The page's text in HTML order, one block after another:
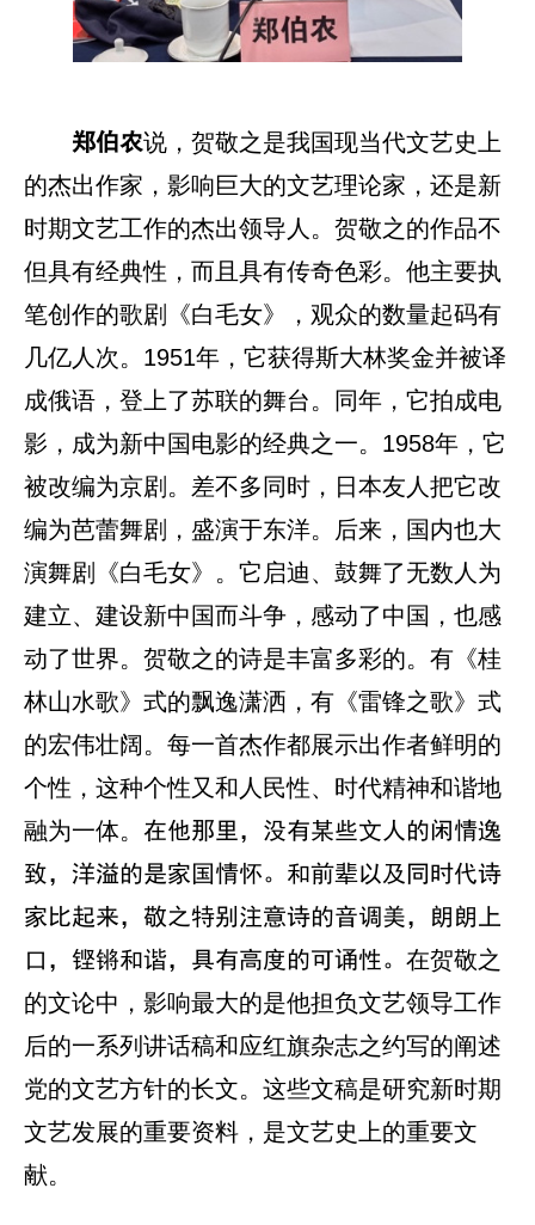
郑伯农说，贺敬之是我国现当代文艺史上
的杰出作家，影响巨大的文艺理论家，还是新
时期文艺工作的杰出领导人。贺敬之的作品不
但具有经典性，而且具有传奇色彩。他主要执
笔创作的歌剧《白毛女》，观众的数量起码有
几亿人次。1951年，它获得斯大林奖金并被译
成俄语，登上了苏联的舞台。同年，它拍成电
影，成为新中国电影的经典之一。1958年，它
被改编为京剧。差不多同时，日本友人把它改
编为芭蕾舞剧，盛演于东洋。后来，国内也大
演舞剧《白毛女》。它启迪、鼓舞了无数人为
建立、建设新中国而斗争，感动了中国，也感
动了世界。贺敬之的诗是丰富多彩的。有《桂
林山水歌》式的飘逸潇洒，有《雷锋之歌》式
的宏伟壮阔。每一首杰作都展示出作者鲜明的
个性，这种个性又和人民性、时代精神和谐地
融为一体。 在他那里，没有某些文人的闲情逸
致，洋溢的是家国情怀。和前辈以及同时代诗
家比起来，敬之特别注意诗的音调美，朗朗上
口，铿锵和谐，具有高度的可诵性。 在贺敬之
的文论中，影响最大的是他担负文艺领导工作
后的一系列讲话稿和应红旗杂志之约写的阐述
党的文艺方针的长文。这些文稿是研究新时期
文艺发展的重要资料，是文艺史上的重要文
献。